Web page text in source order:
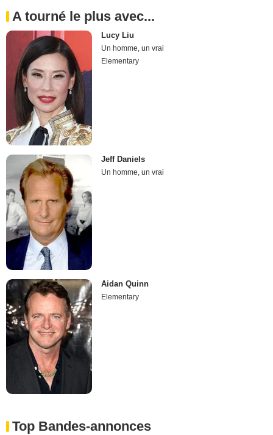
A tourné le plus avec...
Lucy Liu
Un homme, un vrai
Elementary
Jeff Daniels
Un homme, un vrai
Aidan Quinn
Elementary
Top Bandes-annonces